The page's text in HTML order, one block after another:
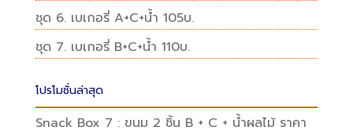
ชุด 6. เบเกอรี่ A+C+น้ำ 105บ.
ชุด 7. เบเกอรี่ B+C+น้ำ 110บ.
โปรโมชั่นล่าสุด
Snack Box 7 : ขนม 2 ชิ้น B + C + น้ำผลไม้ ราคา